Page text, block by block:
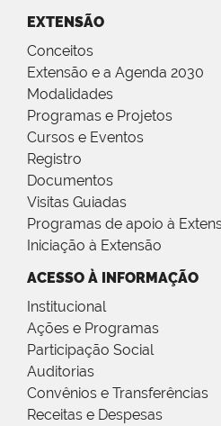
EXTENSÃO
Conceitos
Extensão e a Agenda 2030
Modalidades
Programas e Projetos
Cursos e Eventos
Registro
Documentos
Visitas Guiadas
Programas de apoio à
Iniciação à Extensão
ACESSO À INFORMAÇÃO
Institucional
Ações e Programas
Participação Social
Auditorias
Convênios e Transferências
Receitas e Despesas